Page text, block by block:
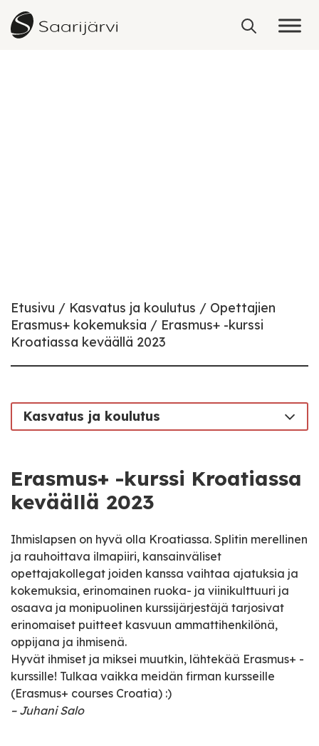
Skip to content
Etusivu Kasvatus ja koulutus
Opettajien
Erasmus+ kokemuksia
Erasmus+ -kurssi
Kroatiassa keväällä 2023
Kasvatus ja koulutus
Erasmus+ -kurssi Kroatiassa
keväällä 2023
Ihmislapsen on hyvä olla Kroatiassa. Splitin merellinen
ja rauhoittava ilmapiiri, kansainväliset
opettajakollegat joiden kanssa vaihtaa ajatuksia ja
kokemuksia, erinomainen ruoka- ja viinikulttuuri ja
osaava ja monipuolinen kurssijärjestäjä tarjosivat
erinomaiset puitteet kasvuun ammattihenkilönä,
oppijana ja ihmisenä.
Hyvät ihmiset ja miksei muutkin, lähtekää Erasmus+ -
kurssille! Tulkaa vaikka meidän firman kursseille
(Erasmus+ courses Croatia) :)
– Juhani Salo